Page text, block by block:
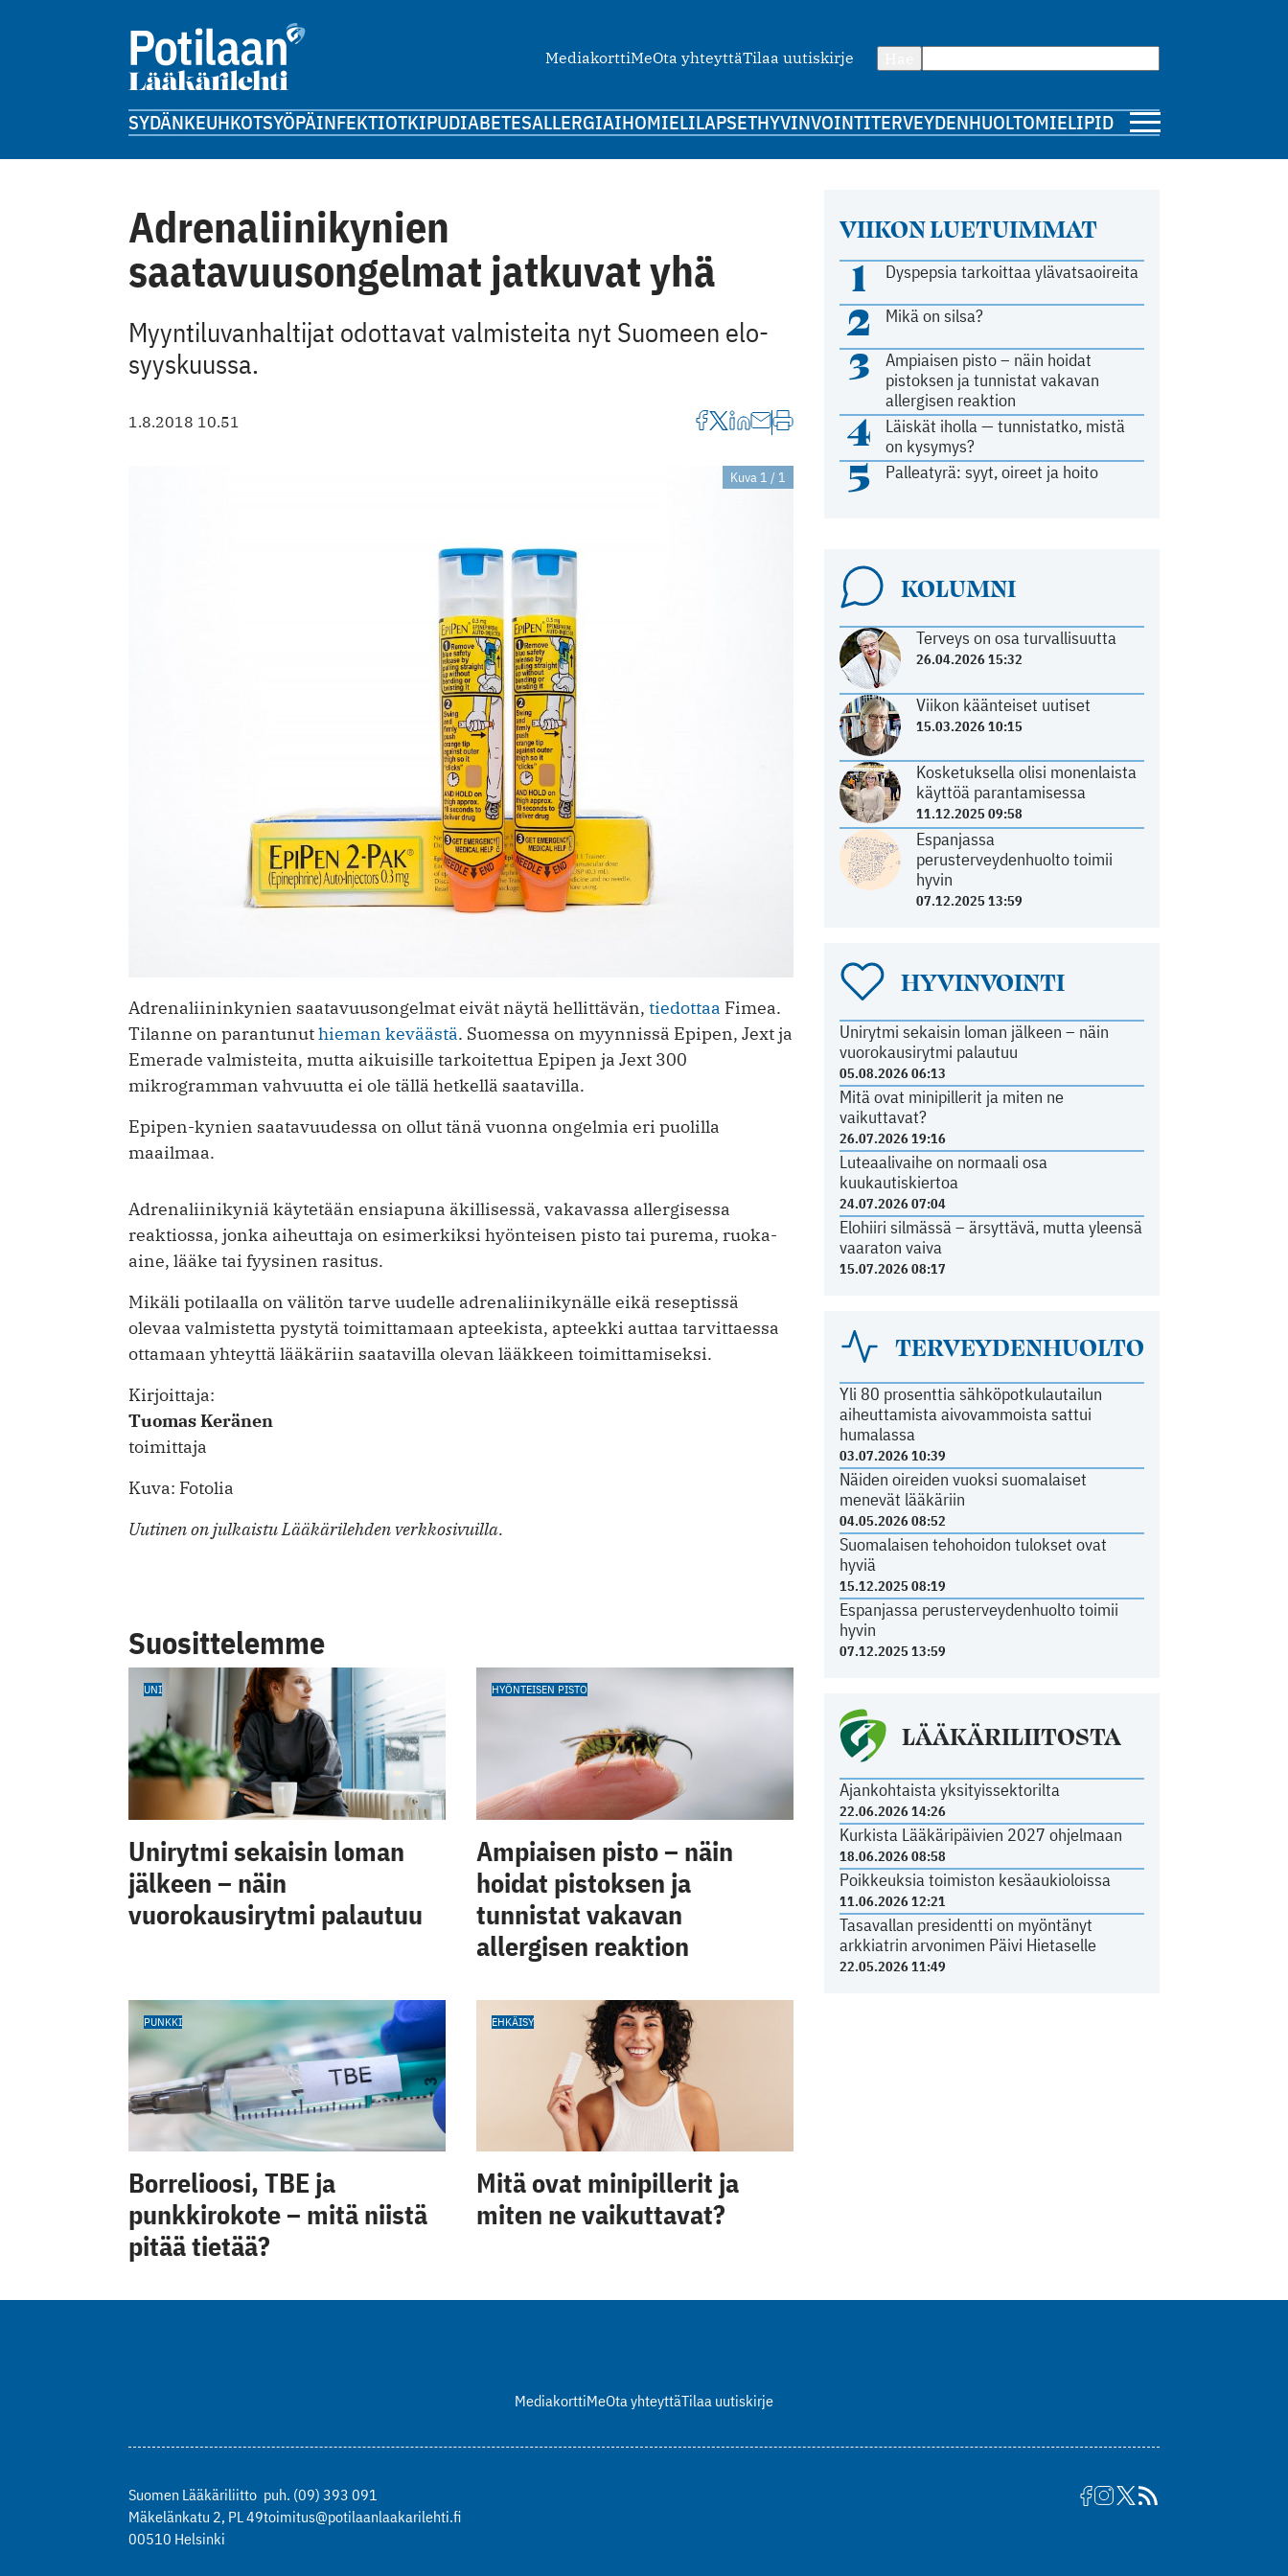
MediakorttiMeOta yhteyttäTilaa uutiskirje
SYDÄNKEUHKOTSYÖPÄINFEKTIOTKIPUDIABETESALLERGIAIHOMIELILAPSETHYVINVOINTITERVEYDENHUOLTOMIELIPIDE
VIIKON LUETUIMMAT
1 Dyspepsia tarkoittaa ylävatsaoireita
2 Mikä on silsa?
3
Ampiaisen pisto – näin hoidat
pistoksen ja tunnistat vakavan
allergisen reaktion
4
Läiskät iholla — tunnistatko, mistä
on kysymys?
5 Palleatyrä: syyt, oireet ja hoito
KOLUMNI
Terveys on osa turvallisuutta
26.04.2026 15:32
Viikon käänteiset uutiset
15.03.2026 10:15
Kosketuksella olisi monenlaista
käyttöä parantamisessa
11.12.2025 09:58
Espanjassa
perusterveydenhuolto toimii
hyvin
07.12.2025 13:59
HYVINVOINTI
Unirytmi sekaisin loman jälkeen – näin
vuorokausirytmi palautuu
05.08.2026 06:13
Mitä ovat minipillerit ja miten ne
vaikuttavat?
26.07.2026 19:16
Luteaalivaihe on normaali osa
kuukautiskiertoa
24.07.2026 07:04
Elohiiri silmässä – ärsyttävä, mutta yleensä
vaaraton vaiva
15.07.2026 08:17
TERVEYDENHUOLTO
Yli 80 prosenttia sähköpotkulautailun
aiheuttamista aivovammoista sattui
humalassa
03.07.2026 10:39
Näiden oireiden vuoksi suomalaiset
menevät lääkäriin
04.05.2026 08:52
Suomalaisen tehohoidon tulokset ovat
hyviä
15.12.2025 08:19
Espanjassa perusterveydenhuolto toimii
hyvin
07.12.2025 13:59
LÄÄKÄRILIITOSTA
Ajankohtaista yksityissektorilta
22.06.2026 14:26
Kurkista Lääkäripäivien 2027 ohjelmaan
18.06.2026 08:58
Poikkeuksia toimiston kesäaukioloissa
11.06.2026 12:21
Tasavallan presidentti on myöntänyt
arkkiatrin arvonimen Päivi Hietaselle
22.05.2026 11:49
Adrenaliinikynien
saatavuusongelmat jatkuvat yhä
Myyntiluvanhaltijat odottavat valmisteita nyt Suomeen elo-
syyskuussa.
1.8.2018 10.51
Kuva 1 / 1
Adrenaliininkynien saatavuusongelmat eivät näytä hellittävän, tiedottaa Fimea.
Tilanne on parantunuthieman keväästä. Suomessa on myynnissä Epipen, Jext ja
Emerade valmisteita, mutta aikuisille tarkoitettua Epipen ja Jext 300
mikrogramman vahvuutta ei ole tällä hetkellä saatavilla.
Epipen-kynien saatavuudessa on ollut tänä vuonna ongelmia eri puolilla
maailmaa.
Adrenaliinikyniä käytetään ensiapuna äkillisessä, vakavassa allergisessa
reaktiossa, jonka aiheuttaja on esimerkiksi hyönteisen pisto tai purema, ruoka-
aine, lääke tai fyysinen rasitus.
Mikäli potilaalla on välitön tarve uudelle adrenaliinikynälle eikä reseptissä
olevaa valmistetta pystytä toimittamaan apteekista, apteekki auttaa tarvittaessa
ottamaan yhteyttä lääkäriin saatavilla olevan lääkkeen toimittamiseksi.
Kirjoittaja:
Tuomas Keränen
toimittaja
Kuva: Fotolia
Uutinen on julkaistu Lääkärilehden verkkosivuilla.
Suosittelemme
UNI
Unirytmi sekaisin loman
jälkeen – näin
vuorokausirytmi palautuu
HYÖNTEISEN PISTO
Ampiaisen pisto – näin
hoidat pistoksen ja
tunnistat vakavan
allergisen reaktion
PUNKKI
Borrelioosi, TBE ja
punkkirokote – mitä niistä
pitää tietää?
EHKÄISY
Mitä ovat minipillerit ja
miten ne vaikuttavat?
MediakorttiMeOta yhteyttäTilaa uutiskirje
Suomen Lääkäriliitto
Mäkelänkatu 2, PL 49
00510 Helsinki
puh. (09) 393 091
toimitus@potilaanlaakarilehti.fi